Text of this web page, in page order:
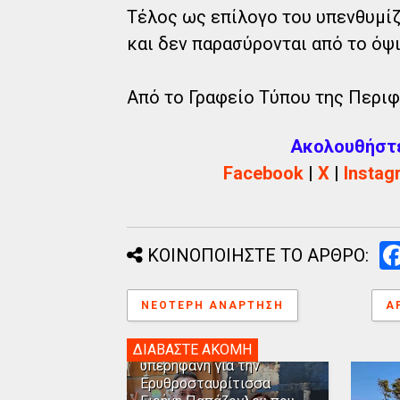
Τέλος ως επίλογο του
και δεν παρασύρονται από το
Από το Γραφείο Τύπου της
Facebook| X|
ΚΟΙΝΟΠΟΙΗΣΤΕ ΤΟ ΑΡΘΡΟ:
ΝΕΌΤΕΡΗ ΑΝΆΡΤΗΣΗ
ΔΙΑΒΑΣΤΕ ΑΚΟΜΗ
Η Αλεξανδρούπολη
υπερήφανη για την
Ερυθροσταυρίτισσα